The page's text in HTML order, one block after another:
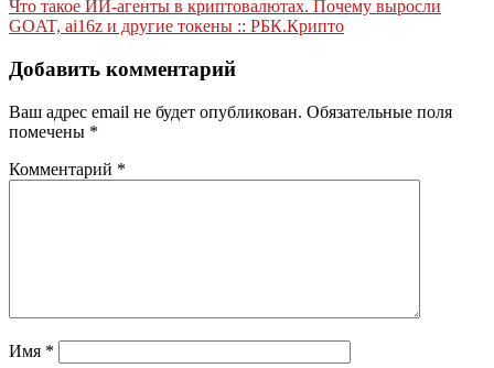
по
Что такое ИИ-агенты в криптовалютах. Почему выросли
GOAT, ai16z и другие токены :: РБК.Крипто
Добавить комментарий
Ваш адрес email не будет опубликован. Обязательные поля
помечены *
Комментарий *
Имя *